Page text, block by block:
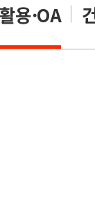
용·OA